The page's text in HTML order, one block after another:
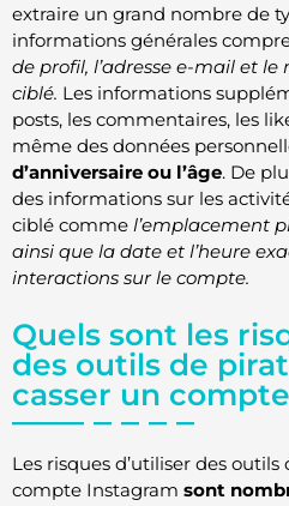
extraire un grand nombre de
informations générales
de profil, l’adresse e-mail et
ciblé. Les informations
posts, les commentaires, les
même des données
d’anniversaire ou l’âge. De
des informations sur les
ciblé comme l’emplacement
ainsi que la date et l’heure
interactions sur le compte.
Quels sont les
des outils de
casser un
Les risques d’utiliser des
compte Instagram sont